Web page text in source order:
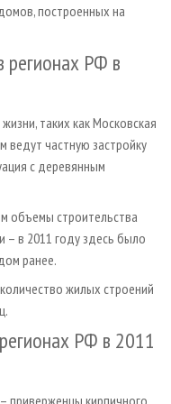
построенных на
регионах РФ в
таких как Московская
ведут частную застройку
с деревянным
объемы строительства
в 2011 году здесь было
ранее.
жилых строений
РФ в 2011